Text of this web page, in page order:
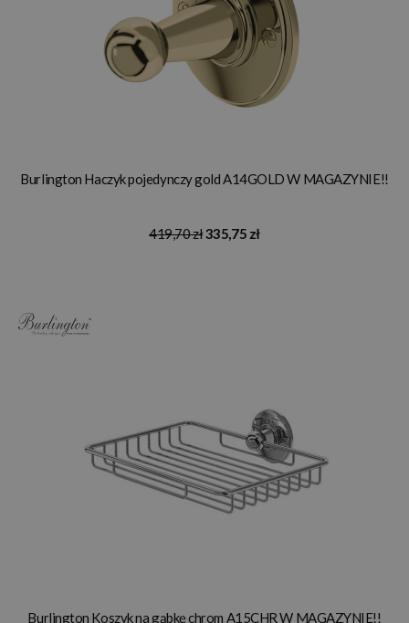
Burlington Haczyk pojedynczy gold A14GOLD W MAGAZYNIE!!
419,70 zł335,75 zł
Burlington Koszyk na gąbkę chrom A15CHR W MAGAZYNIE!!